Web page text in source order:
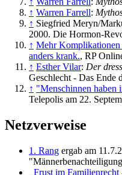
↑ Warren Farrell:
↑ Siegfried Meryn/
2000. Die Hormon-
↑ Mehr Komplikationen
anders krank., RP
↑ Esther Vilar: Der
Geschlecht - Das Ende
↑ "Menschinnen haben
Telepolis am 22.
Netzverweise
1. Rang ergab am
Frust im